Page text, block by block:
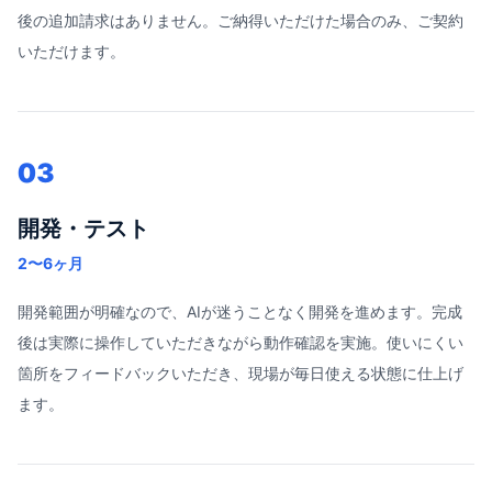
後の追加請求はありません。ご納得いただけた場合のみ、ご契約
いただけます。
03
開発・テスト
2〜6ヶ月
開発範囲が明確なので、AIが迷うことなく開発を進めます。完成
後は実際に操作していただきながら動作確認を実施。使いにくい
箇所をフィードバックいただき、現場が毎日使える状態に仕上げ
ます。